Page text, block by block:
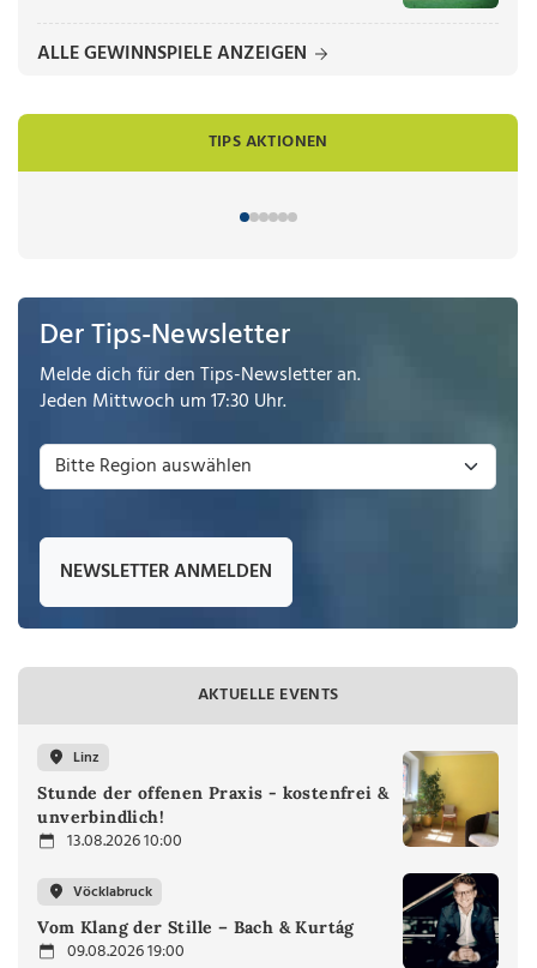
ALLE GEWINNSPIELE ANZEIGEN
TIPS AKTIONEN
Der Tips-Newsletter
Melde dich für den Tips-Newsletter an.
Jeden Mittwoch um 17:30 Uhr.
NEWSLETTER ANMELDEN
AKTUELLE EVENTS
Linz
Stunde der offenen Praxis - kostenfrei &
unverbindlich!
13.08.2026 10:00
Vöcklabruck
Vom Klang der Stille – Bach & Kurtág
09.08.2026 19:00